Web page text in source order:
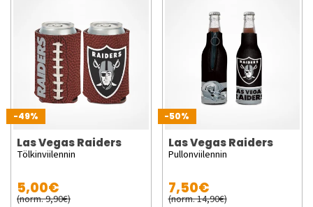
-49%
Las Vegas Raiders
Tölkinviilennin
5,00€
(norm. 9,90€)
-50%
Las Vegas Raiders
Pullonviilennin
7,50€
(norm. 14,90€)